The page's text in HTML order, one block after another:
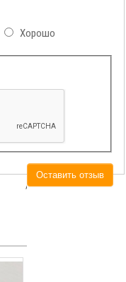
Хорошо
Оставить отзыв